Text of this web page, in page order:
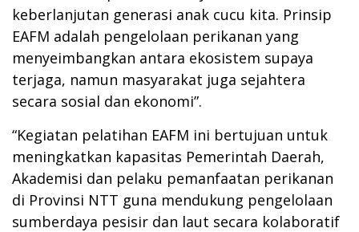
keberlanjutan generasi anak cucu kita. Prinsip
EAFM adalah pengelolaan perikanan yang
menyeimbangkan antara ekosistem supaya
terjaga, namun masyarakat juga sejahtera
secara sosial dan ekonomi”.
“Kegiatan pelatihan EAFM ini bertujuan untuk
meningkatkan kapasitas Pemerintah Daerah,
Akademisi dan pelaku pemanfaatan perikanan
di Provinsi NTT guna mendukung pengelolaan
sumberdaya pesisir dan laut secara kolaboratif